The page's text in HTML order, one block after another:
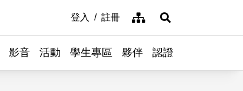
登入 註冊 網站導覽展開搜尋
影音 活動 學生專區 夥伴 認證